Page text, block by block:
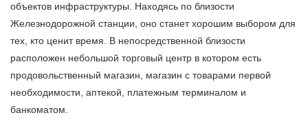
объектов инфраструктуры. Находясь по близости
Железнодорожной станции, оно станет хорошим выбором для
тех, кто ценит время. В непосредственной близости
расположен небольшой торговый центр в котором есть
продовольственный магазин, магазин с товарами первой
необходимости, аптекой, платежным терминалом и
банкоматом.